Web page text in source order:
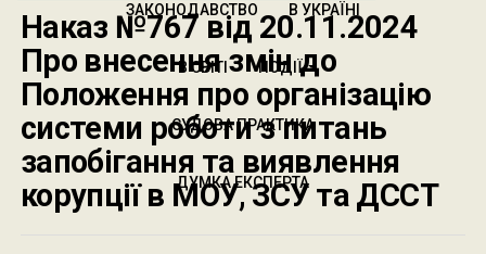
ЗАКОНОДАВСТВО В УКРАЇНІ
В СВІТІ ПОДІЇ
СУДОВА ПРАКТИКА
ДУМКА ЕКСПЕРТА
Наказ №767 від 20.11.2024
Про внесення змін до
Положення про організацію
системи роботи з питань
запобігання та виявлення
корупції в МОУ, ЗСУ та ДССТ